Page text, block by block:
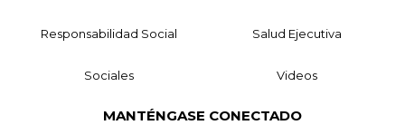
Responsabilidad Social Salud Ejecutiva
Sociales Videos
MANTÉNGASE CONECTADO